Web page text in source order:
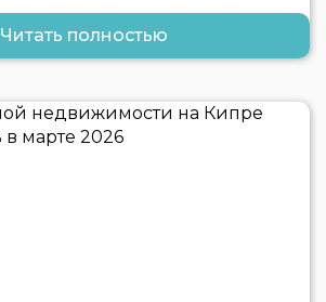
Читать полностью